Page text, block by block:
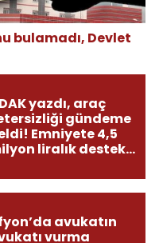
bulamadı, Devlet
yazdı, araç
gündeme
Emniyete 4,5
liralık destek
avukatın
vurma